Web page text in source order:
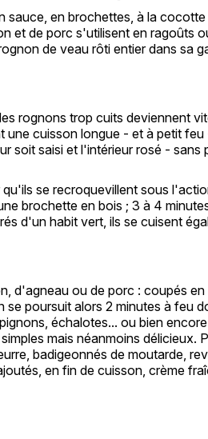
sauce, en brochettes, à la
et de porc s'utilisent en ragoûts
de veau rôti entier dans sa
rognons trop cuits deviennent
cuisson longue - et à petit feu
soit saisi et l'intérieur rosé - sans
se recroquevillent sous
brochette en bois ; 3 à 4
d'un habit vert, ils se cuisent
d'agneau ou de porc : coupés en
poursuit alors 2 minutes à feu
échalotes... ou bien
mais néanmoins délicieux.
badigeonnés de moutarde,
en fin de cuisson, crème